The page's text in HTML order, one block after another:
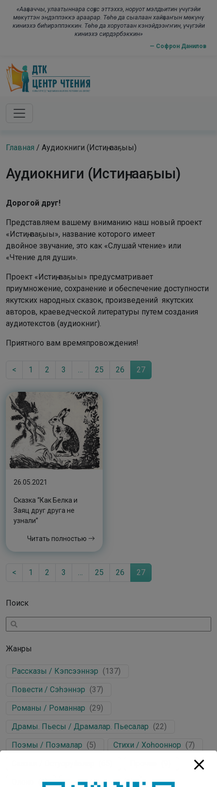
«Ааҕааччы, улаатыннара соҕус эттэххэ, норуот мэлдьитин үчүгэйи
мөкүттэн эндэппэккэ араарар. Төһө да сыалаан хайҕааҥын мөкүнү
киниэхэ биһирэппэккин. Төһө да хоруотаан кэнэйдээҥҥин, үчүгэйи
киниэхэ сирдэрбэккин»
— Софрон Данилов
Skip to main content
Главная / Аудиокниги (Истиҥ, ааҕыы)
Аудиокниги (Истиҥ, ааҕыы)
Дорогой друг!
Представляем вашему вниманию наш новый проект
«Истиҥ, ааҕыы», название которого имеет
двойное звучание, это как «Слушай чтение» или
«Чтение для души».
Проект «Истиҥ, ааҕыы» предусматривает
приумножение, сохранение и обеспечение доступности
якутских народных сказок, произведений якутских
авторов, краеведческой литературы путем создания
аудиотекстов (аудиокниг).
Приятного вам времяпровождения!
< 1 2 3 … 25 26 27
26.05.2021
Сказка “Как Белка и
Заяц друг друга не
узнали”
Читать полностью
< 1 2 3 … 25 26 27
Поиск
Жанры
Рассказы / Кэпсээннэр (137)
Повести / Сэһэннэр (37)
Романы / Романнар (29)
Драмы. Пьесы / Драмалар. Пьесалар (22)
Поэмы / Поэмалар (5) Стихи / Хоһооннор (7)
2) Басни / Үгэлэр (1 )